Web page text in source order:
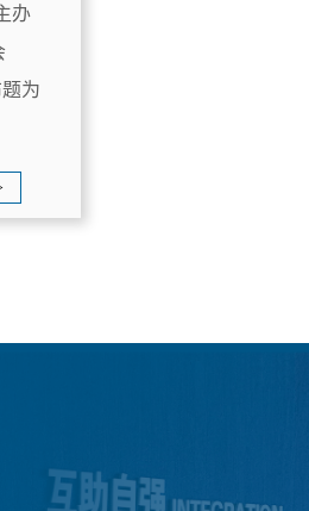
办
为